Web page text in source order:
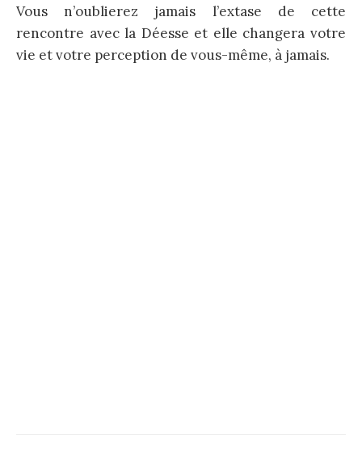
Vous n’oublierez jamais l’extase de cette
rencontre avec la Déesse et elle changera votre
vie et votre perception de vous-même, à jamais.